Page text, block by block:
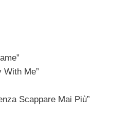
Me”
Scappare Mai Più”